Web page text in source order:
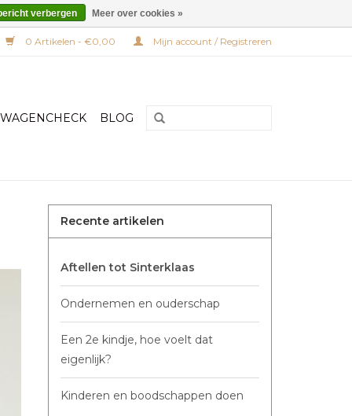
0 Artikelen - €0,00 Mijn account / Registreren
BLOG
Recente artikelen
Aftellen tot Sinterklaas
Ondernemen en ouderschap
Een 2e kindje, hoe voelt dat
eigenlijk?
Kinderen en boodschappen doen
verbergen Meer over cookies »